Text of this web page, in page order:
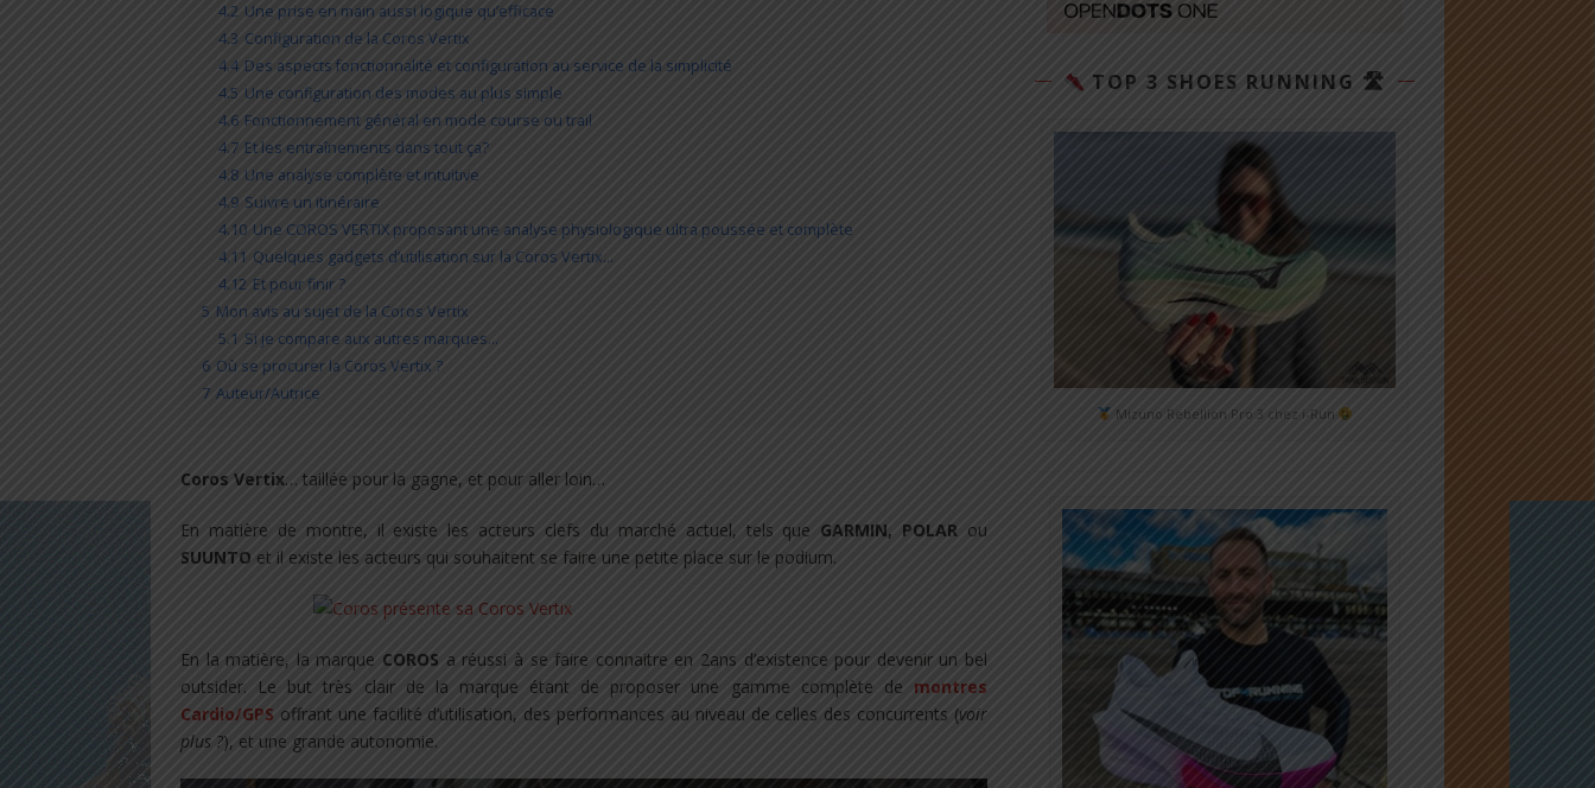
4.2 Une prise en main aussi logique qu’efficace
4.3 Configuration de la Coros Vertix
4.4 Des aspects fonctionnalité et configuration au service de la simplicité
4.5 Une configuration des modes au plus simple
4.6 Fonctionnement général en mode course ou trail
4.7 Et les entraînements dans tout ça?
4.8 Une analyse complète et intuitive
4.9 Suivre un itinéraire
4.10 Une COROS VERTIX proposant une analyse physiologique ultra poussée et complète
4.11 Quelques gadgets d’utilisation sur la Coros Vertix…
4.12 Et pour finir ?
5 Mon avis au sujet de la Coros Vertix
5.1 Si je compare aux autres marques…
6 Où se procurer la Coros Vertix ?
7 Auteur/Autrice
Coros Vertix… taillée pour la gagne, et pour aller loin…
En matière de montre, il existe les acteurs clefs du marché actuel, tels que GARMIN, POLAR ou
SUUNTO et il existe les acteurs qui souhaitent se faire une petite place sur le podium.
En la matière, la marque COROS a réussi à se faire connaitre en 2ans d’existence pour devenir un bel
outsider. Le but très clair de la marque étant de proposer une gamme complète de montres
Cardio/GPS offrant une facilité d’utilisation, des performances au niveau de celles des concurrents (voir
plus ?), et une grande autonomie.
TOP 3 SHOES RUNNING 🛣
Mizuno Rebellion Pro 3 chez i-Run